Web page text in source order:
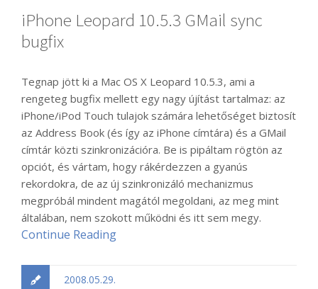
iPhone Leopard 10.5.3 GMail sync
bugfix
Tegnap jött ki a Mac OS X Leopard 10.5.3, ami a
rengeteg bugfix mellett egy nagy újítást tartalmaz: az
iPhone/iPod Touch tulajok számára lehetőséget biztosít
az Address Book (és így az iPhone címtára) és a GMail
címtár közti szinkronizációra. Be is pipáltam rögtön az
opciót, és vártam, hogy rákérdezzen a gyanús
rekordokra, de az új szinkronizáló mechanizmus
megpróbál mindent magától megoldani, az meg mint
általában, nem szokott működni és itt sem megy.
Continue Reading
2008.05.29.